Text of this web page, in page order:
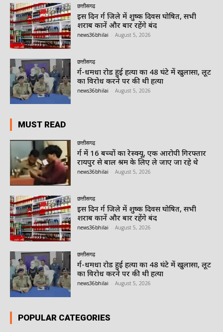
छत्तीसगढ़
इस दिन दुर्ग जिले में शुष्क दिवस घोषित, सभी
शराब दुकानें और बार रहेंगे बंद
news36bhilai August 5, 2026
छत्तीसगढ़
दुर्ग-धमधा रोड हुई हत्या का 48 घंटे में खुलासा, लूट
का विरोध करने पर की थी हत्या
news36bhilai August 5, 2026
MUST READ
छत्तीसगढ़
दुर्ग में 16 बच्चों का रेस्क्यू, एक आरोपी गिरफ्तार
रायपुर से बाल श्रम के लिए ले जाए जा रहे थे
news36bhilai August 5, 2026
छत्तीसगढ़
इस दिन दुर्ग जिले में शुष्क दिवस घोषित, सभी
शराब दुकानें और बार रहेंगे बंद
news36bhilai August 5, 2026
छत्तीसगढ़
दुर्ग-धमधा रोड हुई हत्या का 48 घंटे में खुलासा, लूट
का विरोध करने पर की थी हत्या
news36bhilai August 5, 2026
POPULAR CATEGORIES